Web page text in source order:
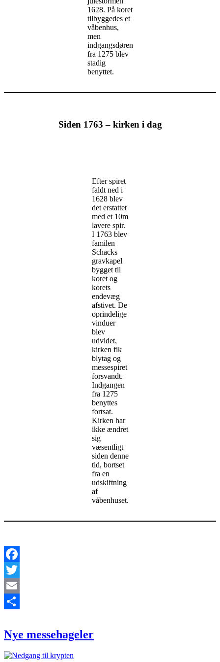
1628. På koret
tilbyggedes et
våbenhus,
men
indgangsdøren
fra 1275 blev
stadig
benyttet.
Siden 1763 – kirken i dag
Efter spiret
faldt ned i
1628 blev
det erstattet
med et 10m
lavere spir.
I 1763 blev
familen
Schacks
gravkapel
bygget til
koret og
korets
endevæg
afstivet. De
oprindelige
vinduer
blev
udvidet,
kirken fik
blytag og
messespiret
forsvandt.
Indgangen
fra 1275
benyttes
fortsat.
Kirken har
ikke ændret
sig
væsentligt
siden denne
tid, bortset
fra en
udskiftning
af
våbenhuset.
Facebook
Twitter
Email
Nye messehageler
Gravkrypten